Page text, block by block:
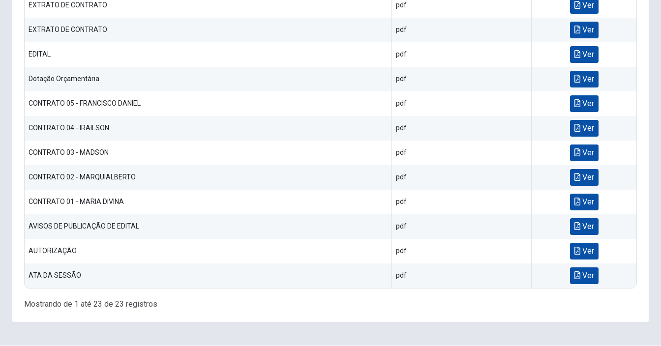
EXTRATO DE CONTRATO pdf Ver
EXTRATO DE CONTRATO pdf Ver
EDITAL pdf Ver
Dotação Orçamentária pdf Ver
CONTRATO 05 - FRANCISCO DANIEL pdf Ver
CONTRATO 04 - IRAILSON pdf Ver
CONTRATO 03 - MADSON pdf Ver
CONTRATO 02 - MARQUIALBERTO pdf Ver
CONTRATO 01 - MARIA DIVINA pdf Ver
AVISOS DE PUBLICAÇÃO DE EDITAL pdf Ver
AUTORIZAÇÃO pdf Ver
ATA DA SESSÃO pdf Ver
Mostrando de 1 até 23 de 23 registros